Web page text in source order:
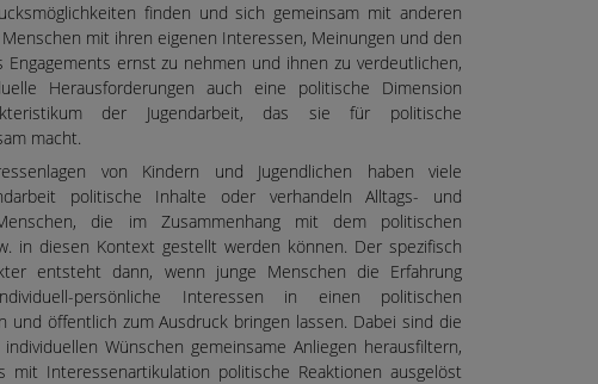
finden und sich gemeinsam mit anderen
Menschen mit ihren eigenen Interessen, Meinungen und den
Engagements ernst zu nehmen und ihnen zu verdeutlichen,
Herausforderungen auch eine politische Dimension
der Jugendarbeit, das sie für politische
macht.
von Kindern und Jugendlichen haben viele
politische Inhalte oder verhandeln Alltags- und
die im Zusammenhang mit dem politischen
in diesen Kontext gestellt werden können. Der spezifisch
entsteht dann, wenn junge Menschen die Erfahrung
persönliche Interessen in einen politischen
und öffentlich zum Ausdruck bringen lassen. Dabei sind die
Wünschen gemeinsame Anliegen herausfiltern,
mit Interessenartikulation politische Reaktionen ausgelöst